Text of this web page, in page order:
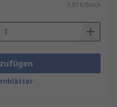
3,97 €/Stück